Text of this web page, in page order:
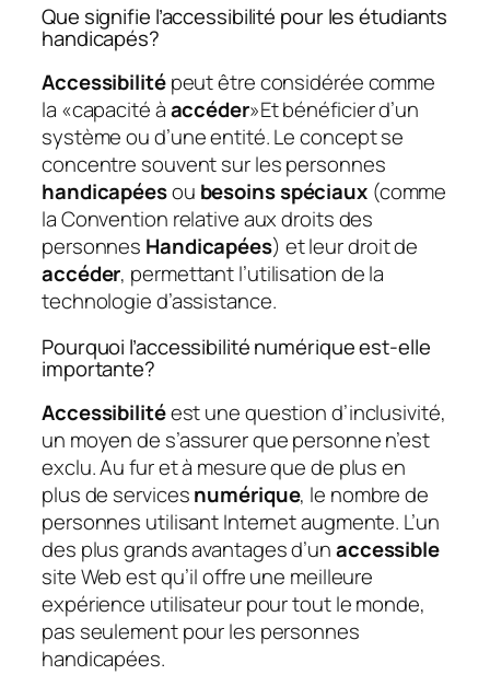
Que signifie l’accessibilité pour les étudiants
handicapés?
Accessibilitépeut être considérée comme
la «capacité àaccéder»Et bénéficier d’un
système ou d’une entité. Le concept se
concentre souvent sur les personnes
handicapéesou besoins spéciaux(comme
la Convention relative aux droits des
personnes Handicapées) et leur droit de
accéder, permettant l’utilisation de la
technologie d’assistance.
Pourquoi l’accessibilité numérique est-elle
importante?
Accessibilitéest une question d’inclusivité,
un moyen de s’assurer que personne n’est
exclu. Au fur et à mesure que de plus en
plus de servicesnumérique, le nombre de
personnes utilisant Internet augmente. L’un
des plus grands avantages d’unaccessible
site Web est qu’il offre une meilleure
expérience utilisateur pour tout le monde,
pas seulement pour les personnes
handicapées.